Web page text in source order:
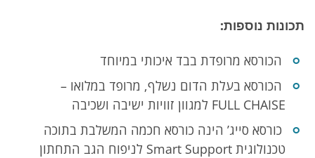
תכונות נוספות:
הכורסא מרופדת בבד איכותי במיוחד
הכורסא בעלת הדום נשלף, מרופד במלואו –
FULL CHAISE למגוון זוויות ישיבה ושכיבה
כורסא סייג’ הינה כורסא חכמה המשלבת בתוכה
טכנולוגית Smart Support לניפוח הגב התחתון